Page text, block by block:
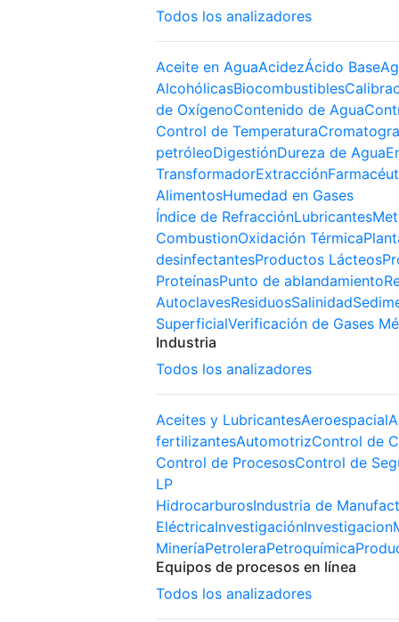
Todos los analizadores
Aceite en AguaAcidezÁcido Base
AlcohólicasBiocombustibles
de OxígenoContenido de Agua
Control de Temperatura
petróleoDigestiónDureza de Agua
TransformadorExtracción
AlimentosHumedad en Gases
Índice de RefracciónLubricantes
CombustionOxidación Térmica
desinfectantesProductos Lácteos
ProteínasPunto de ablandamiento
AutoclavesResiduosSalinidad
SuperficialVerificación de Gases
Industria
Todos los analizadores
Aceites y LubricantesAeroespacial
fertilizantesAutomotrizControl de
Control de ProcesosControl de
LP
HidrocarburosIndustria de
EléctricaInvestigaciónInvestigacion
MineríaPetroleraPetroquímica
Equipos de procesos en línea
Todos los analizadores